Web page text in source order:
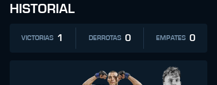
HISTORIAL
VICTORIAS 1 DERROTAS 0 EMPATES 0